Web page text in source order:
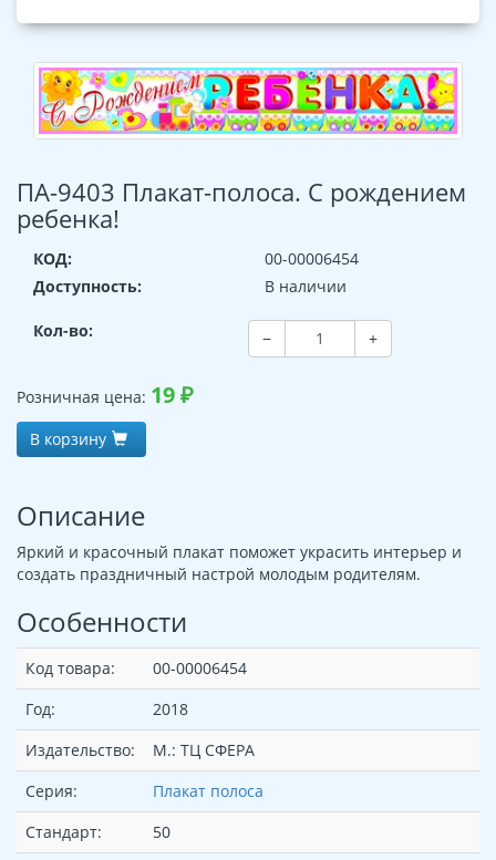
ПА-9403 Плакат-полоса. С рождением
ребенка!
КОД:
00-00006454
Доступность:
В наличии
Кол-во: − +
Розничная цена: 19₽
В корзину
Описание
Яркий и красочный плакат поможет украсить интерьер и
создать праздничный настрой молодым родителям.
Особенности
Код товара:
00-00006454
Год:
2018
Издательство:
М.: ТЦ СФЕРА
Серия:
Плакат полоса
Стандарт:
50